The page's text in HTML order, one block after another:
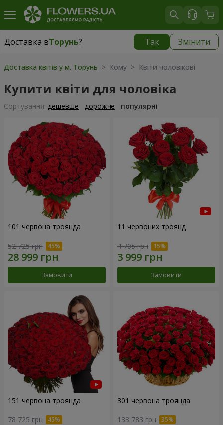
Доставка вТорунь? Так Змінити
Доставка вТорунь|
Доставка квітів у м. Торунь > Кому > Квіти чоловікові
Купити квіти для чоловіка
Сортування: дешевше дорожче популярні
101 червона троянда
52 725 грн
Замовити
11 червоних троянд
4 705 грн
Замовити
151 червона троянда
78 725 грн
301 червона троянда
133 783 грн